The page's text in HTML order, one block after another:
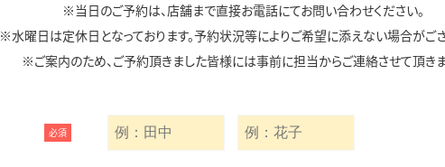
※当日のご予約は、店舗まで直接お電話にてお問い合わせください。
※水曜日は定休日となっております。予約状況等によりご希望に添えない場合がござ
※ご案内のため、ご予約頂きました皆様には事前に担当からご連絡させて頂きま
必須